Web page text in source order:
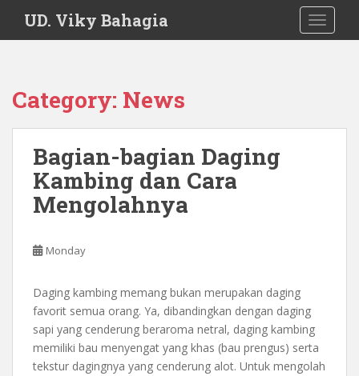
i
UD. Viky Bahagia
Category: News
Bagian-bagian Daging
Kambing dan Cara
Mengolahnya
Monday
Daging kambing memang bukan merupakan daging
favorit semua orang. Ya, dibandingkan dengan daging
sapi yang cenderung beraroma netral, daging kambing
memiliki bau menyengat yang khas (bau prengus) serta
tekstur dagingnya yang cenderung alot. Untuk mengolah